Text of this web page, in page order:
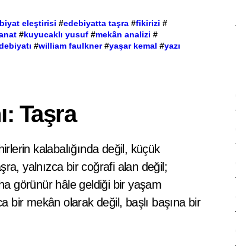
eleştirisi #edebiyatta taşra #fikirizi #
#kuyucaklı yusuf #mekân analizi #
#william faulkner #yaşar kemal #yazı
Taşra
yalnızca bir coğrafi alan değil;
görünür hâle geldiği bir yaşam
bir mekân olarak değil, başlı başına bir